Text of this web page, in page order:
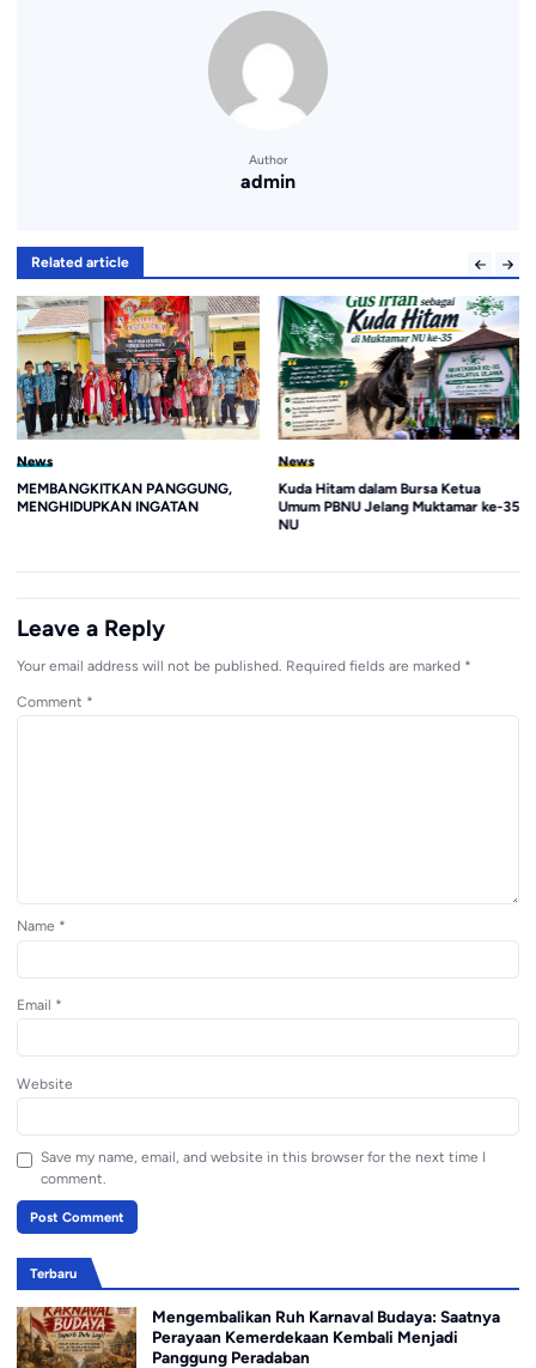
Author
admin
Related article
News
MEMBANGKITKAN PANGGUNG,
MENGHIDUPKAN INGATAN
News
Kuda Hitam dalam Bursa Ketua
Umum PBNU Jelang Muktamar ke-35
NU
Leave a Reply
Your email address will not be published. Required fields are marked *
Comment *
Name *
Email *
Website
Save my name, email, and website in this browser for the next time I
comment.
Terbaru
Mengembalikan Ruh Karnaval Budaya: Saatnya
Perayaan Kemerdekaan Kembali Menjadi
Panggung Peradaban